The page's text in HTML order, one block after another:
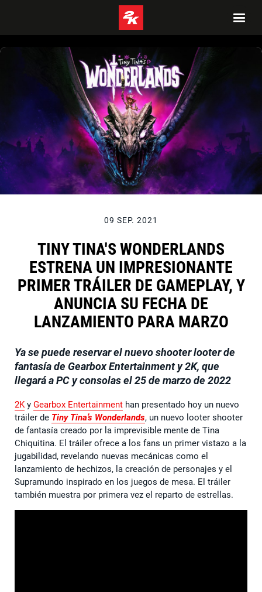
09 SEP. 2021
TINY TINA'S WONDERLANDS
ESTRENA UN IMPRESIONANTE
PRIMER TRÁILER DE GAMEPLAY, Y
ANUNCIA SU FECHA DE
LANZAMIENTO PARA MARZO
Ya se puede reservar el nuevo shooter looter de
fantasía de Gearbox Entertainment y 2K, que
llegará a PC y consolas el 25 de marzo de 2022
2Ky Gearbox Entertainment han presentado hoy un nuevo
tráiler de Tiny Tina’s Wonderlands, un nuevo looter shooter
de fantasía creado por la imprevisible mente de Tina
Chiquitina. El tráiler ofrece a los fans un primer vistazo a la
jugabilidad, revelando nuevas mecánicas como el
lanzamiento de hechizos, la creación de personajes y el
Supramundo inspirado en los juegos de mesa. El tráiler
también muestra por primera vez el reparto de estrellas.